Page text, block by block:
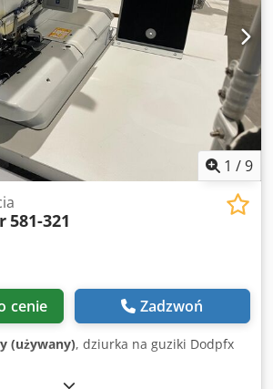
1 /9
581-321
cenie Zadzwoń
(używany), dziurka na guziki Dodpfx